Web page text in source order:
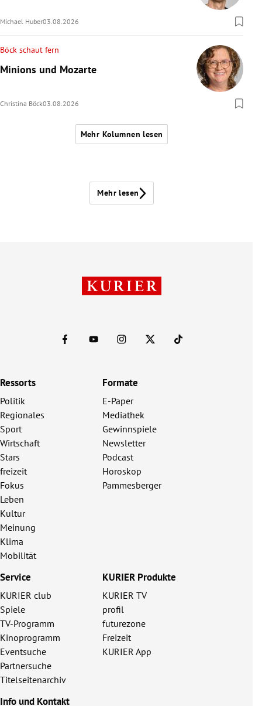
Michael Huber03.08.2026
Böck schaut fern
Minions und Mozarte
Christina Böck03.08.2026
Mehr Kolumnen lesen
Mehr lesen
Ressorts
Politik
Regionales
Sport
Wirtschaft
Stars
freizeit
Fokus
Leben
Kultur
Meinung
Klima
Mobilität
Formate
E-Paper
Mediathek
Gewinnspiele
Newsletter
Podcast
Horoskop
Pammesberger
Service
KURIER club
Spiele
TV-Programm
Kinoprogramm
Eventsuche
Partnersuche
Titelseitenarchiv
KURIER Produkte
KURIER TV
profil
futurezone
Freizeit
KURIER App
Info und Kontakt